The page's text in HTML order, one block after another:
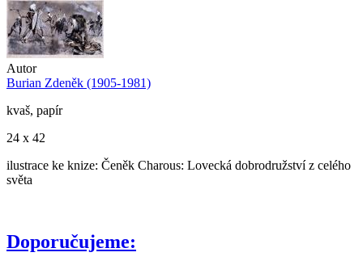
Autor
Burian Zdeněk (1905-1981)
kvaš, papír
24 x 42
ilustrace ke knize: Čeněk Charous: Lovecká dobrodružství z celého
světa
Doporučujeme: